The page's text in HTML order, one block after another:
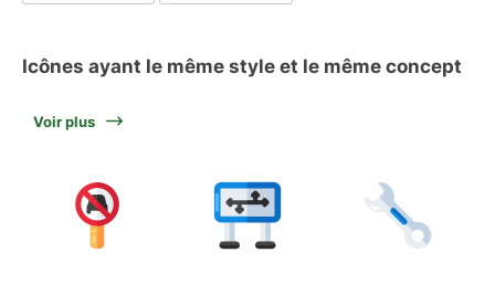
Icônes ayant le même style et le même concept
Voir plus